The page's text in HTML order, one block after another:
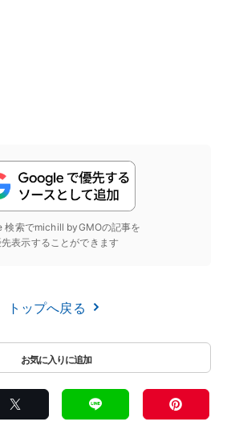
検索でmichill byGMOの記事を
表示することができます
トップへ戻る